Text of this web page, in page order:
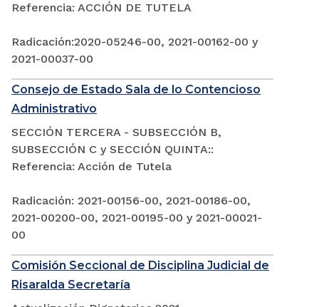
Referencia: ACCIÓN DE TUTELA
Radicación:2020-05246-00, 2021-00162-00 y
2021-00037-00
Consejo de Estado Sala de lo Contencioso
Administrativo
SECCIÓN TERCERA - SUBSECCIÓN B,
SUBSECCIÓN C y SECCIÓN QUINTA::
Referencia: Acción de Tutela
Radicación: 2021-00156-00, 2021-00186-00,
2021-00200-00, 2021-00195-00 y 2021-00021-
00
Comisión Seccional de Disciplina Judicial de
Risaralda Secretaría